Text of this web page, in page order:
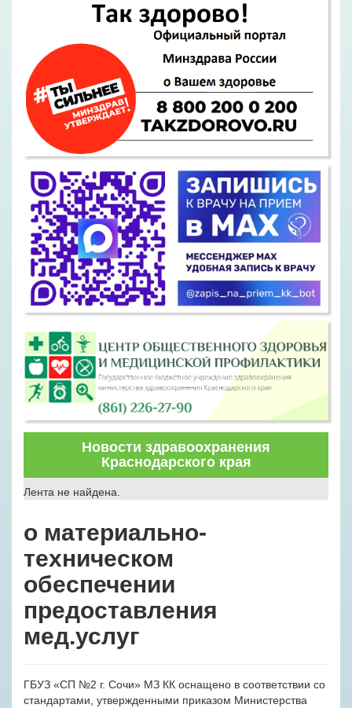
Новости здравоохранения
Краснодарского края
Лента не найдена.
о материально-
техническом
обеспечении
предоставления
мед.услуг
ГБУЗ «СП №2 г. Сочи» МЗ КК оснащено в соответствии со
стандартами, утвержденными приказом Министерства